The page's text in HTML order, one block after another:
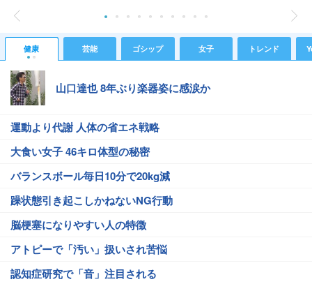
健康 芸能 ゴシップ 女子 トレンド
山口達也 8年ぶり楽器姿に感涙か
運動より代謝 人体の省エネ戦略
大食い女子 46キロ体型の秘密
バランスボール毎日10分で20kg減
躁状態引き起こしかねないNG行動
脳梗塞になりやすい人の特徴
アトピーで「汚い」扱いされ苦悩
認知症研究で「音」注目される